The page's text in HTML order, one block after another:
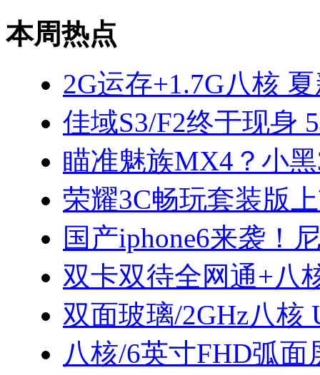
本周热点
2G运存+1.7G八核
佳域S3/F2终于现身
瞄准魅族MX4？小
荣耀3C畅玩套装版
国产iphone6来袭！
双卡双待全网通+八
双面玻璃/2GHz八核
八核/6英寸FHD弧